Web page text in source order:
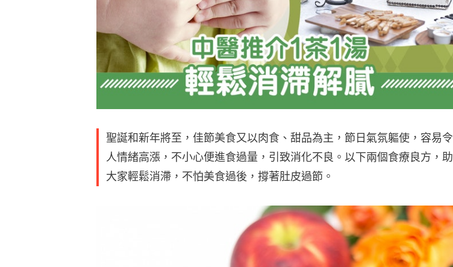
聖誕和新年將至，佳節美食又以肉食、甜品為主，節日氣氛軀使，容易令
人情緒高漲，不小心便進食過量，引致消化不良。以下兩個食療良方，助
大家輕鬆消滯，不怕美食過後，撐著肚皮過節。